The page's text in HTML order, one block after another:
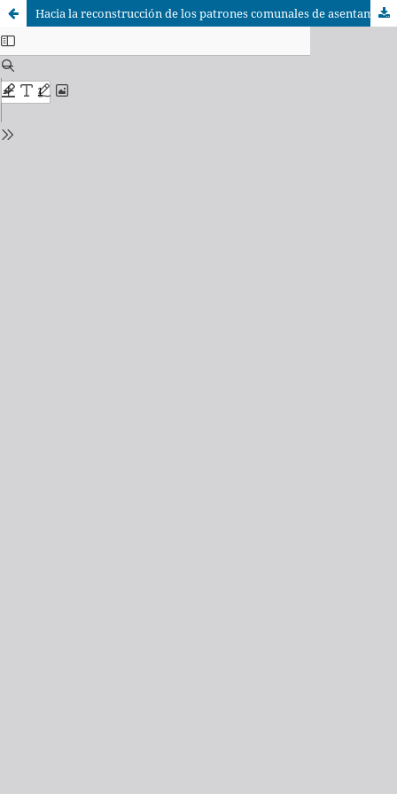
Hacia la reconstrucción de los patrones comunales de asentamiento durante la prehistoria de la cuenca amazónica